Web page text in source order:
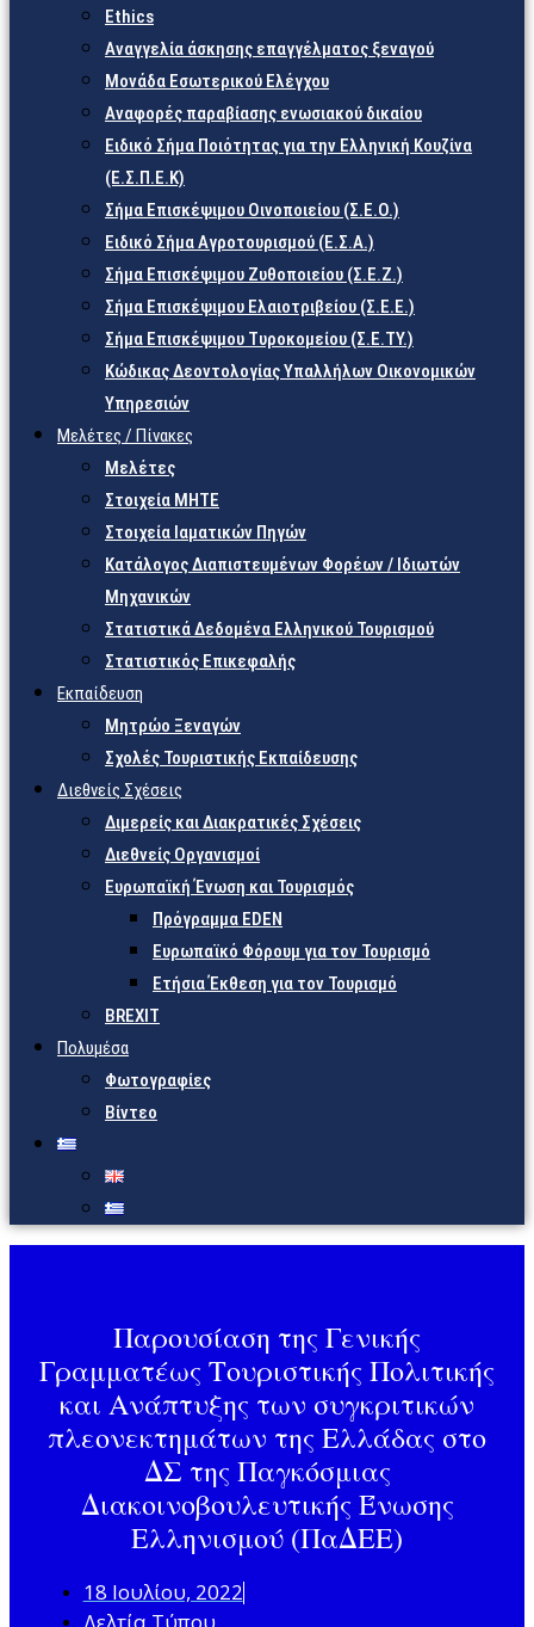
Ethics
Αναγγελία άσκησης επαγγέλματος ξεναγού
Μονάδα Εσωτερικού Ελέγχου
Αναφορές παραβίασης ενωσιακού δικαίου
Ειδικό Σήμα Ποιότητας για την Ελληνική Κουζίνα
(Ε.Σ.Π.Ε.Κ)
Σήμα Επισκέψιμου Οινοποιείου (Σ.Ε.Ο.)
Ειδικό Σήμα Αγροτουρισμού (Ε.Σ.Α.)
Σήμα Επισκέψιμου Ζυθοποιείου (Σ.Ε.Ζ.)
Σήμα Επισκέψιμου Ελαιοτριβείου (Σ.Ε.Ε.)
Σήμα Επισκέψιμου Τυροκομείου (Σ.Ε.TY.)
Κώδικας Δεοντολογίας Υπαλλήλων Οικονομικών
Υπηρεσιών
Μελέτες / Πίνακες
Μελέτες
Στοιχεία ΜΗΤΕ
Στοιχεία Ιαματικών Πηγών
Κατάλογος Διαπιστευμένων Φορέων / Ιδιωτών
Μηχανικών
Στατιστικά Δεδομένα Ελληνικού Τουρισμού
Στατιστικός Επικεφαλής
Εκπαίδευση
Μητρώο Ξεναγών
Σχολές Τουριστικής Εκπαίδευσης
Διεθνείς Σχέσεις
Διμερείς και Διακρατικές Σχέσεις
Διεθνείς Οργανισμοί
Ευρωπαϊκή Ένωση και Τουρισμός
Πρόγραμμα EDEN
Ευρωπαϊκό Φόρουμ για τον Τουρισμό
Ετήσια Έκθεση για τον Τουρισμό
BREXIT
Πολυμέσα
Φωτογραφίες
Βίντεο
Παρουσίαση της Γενικής
Γραμματέως Τουριστικής Πολιτικής
και Ανάπτυξης των συγκριτικών
πλεονεκτημάτων της Ελλάδας στο
ΔΣ της Παγκόσμιας
Διακοινοβουλευτικής Ένωσης
Ελληνισμού (ΠαΔΕΕ)
18 Ιουλίου, 2022